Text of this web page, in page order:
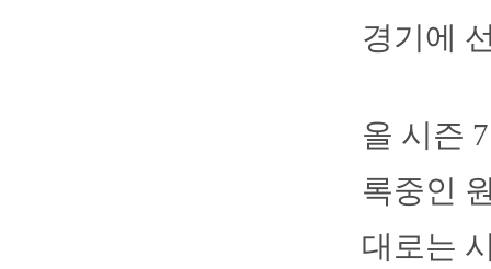
경기에
올 시즌
록중인
대로는